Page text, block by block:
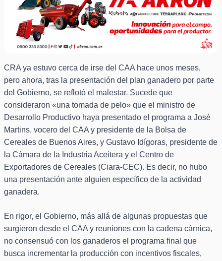
CRA ya estuvo cerca de irse del CAA hace unos meses,
pero ahora, tras la presentación del plan ganadero por parte
del Gobierno, se reflotó el malestar. Sucede que
consideraron «una tomada de pelo» que el ministro de
Desarrollo Productivo haya presentado el programa a José
Martins, vocero del CAA y presidente de la Bolsa de
Cereales de Buenos Aires, y Gustavo Idígoras, presidente de
la Cámara de la Industria Aceitera y el Centro de
Exportadores de Cereales (Ciara-CEC). Es decir, no hubo
una presentación ante alguien específico de la actividad
ganadera.
En rigor, el Gobierno, más allá de algunas propuestas que
surgieron desde el CAA y reuniones con la cadena cárnica,
no consensuó con los ganaderos el programa final que
busca incrementar la producción con incentivos fiscales,